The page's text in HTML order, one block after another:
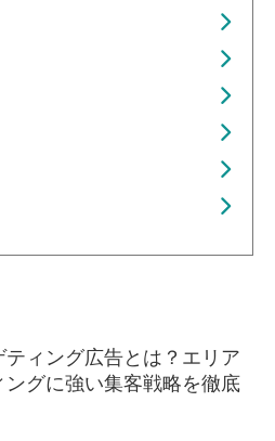
ティング広告とは？エリア
ングに強い集客戦略を徹底